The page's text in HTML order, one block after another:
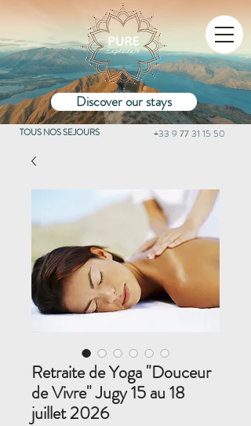
Discover our stays
+33 9 77 31 15 50
TOUS NOS SEJOURS
Retraite de Yoga "Douceur
de Vivre" Jugy 15 au 18
juillet 2026